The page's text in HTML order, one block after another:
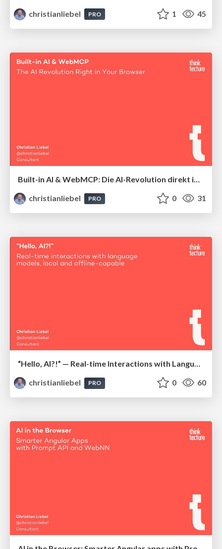
christianliebel
PRO 1 45
Built-in AI & WebMCP: Die AI-Revolution direkt im Browser
christianliebel
PRO 0 31
“Hello, AI?!” — Real-time Interactions with Language Models, Local and Offline-Capable
christianliebel
PRO 0 60